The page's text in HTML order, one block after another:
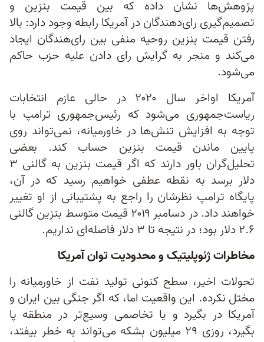
پژوهش‌ها نشان داده که بین قیمت بنزین و
تصمیم‌گیری رای‌دهندگان در آمریکا رابطه وجود دارد: بالا
رفتن قیمت بنزین روحیه منفی بین ر‌ای‌هندگان ایجاد
می‌کند و منجر به گرایش رای دادن علیه حزب حاکم
می‌شود.
آمریکا اواخر سال ۲۰۲۰ در حالی عازم انتخابات
ریاست‌جمهوری می‌شود که رئیس‌جمهوری ترامپ با
توجه به افزایش تنش‌ها در خاورمیانه، نمی‌تواند روی
پایین ماندن قیمت بنزین حساب کند. بعضی
تحلیل‌گران باور دارند که اگر قیمت بنزین به گالنی ۳
دلار برسد به نقطه عطفی خواهیم رسید که در آن،
پایگاه ترامپ نظرشان را راجع به پشتیبانی از او تغییر
خواهند داد. در دسامبر ۲۰۱۹ قیمت متوسط بنزین گالنی
۲.۶ دلار بود؛ در نتیجه تا ۳ دلار فاصله‌ای نداریم.
مخاطرات ژئوپلیتیک و محدودیت توان آمریکا
تحولات اخیر، سطح کنونی تولید نفت از خاورمیانه را
مختل نکرده. این واقعیت اما، که اگر جنگی بین ایران و
آمریکا در بگیرد و یا تخاصمی وسیع‌تر در منطقه پا
بگیرد، روزی ۲۹ میلیون بشکه می‌تواند به خطر بیفتد،